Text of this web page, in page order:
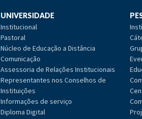
UNIVERSIDADE
Institucional
Pastoral
Núcleo de Educação a Distância
Comunicação
Assessoria de Relações Institucionais
Representantes nos Conselhos de
Instituições
Informações de serviço
Diploma Digital